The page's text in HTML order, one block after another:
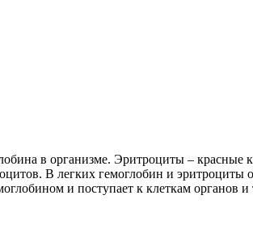
в организме. Эритроциты – красные
В легких гемоглобин и эритроциты
и поступает к клеткам органов